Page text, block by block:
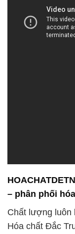
– phân phối
Chất lượng luôn
Hóa chất Đắc